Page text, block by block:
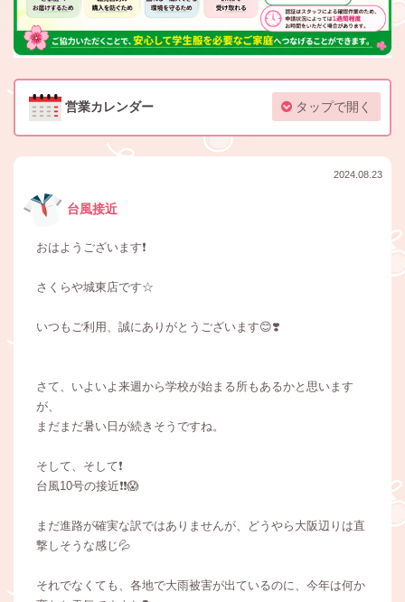
営業カレンダー タップで開く
2024.08.23
台風接近
おはようございます❗
さくらや城東店です☆
いつもご利用、誠にありがとうございます😊❣️
さて、いよいよ来週から学校が始まる所もあるかと思います
が、
まだまだ暑い日が続きそうですね。
そして、そして❗
台風10号の接近❗❗😱
まだ進路が確実な訳ではありませんが、どうやら大阪辺りは直
撃しそうな感じ💦
それでなくても、各地で大雨被害が出ているのに、今年は何か